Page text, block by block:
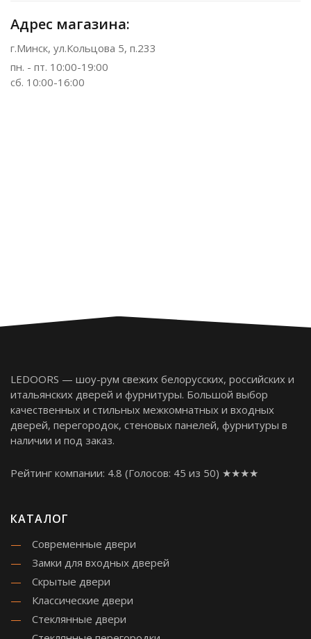
Адрес магазина:
г.Минск, ул.Кольцова 5, п.233
пн. - пт. 10:00-19:00
сб. 10:00-16:00
LEDOORS — шоу-рум свежих белорусских, российских и
итальянских дверей и фурнитуры. Большой выбор
качественных и стильных межкомнатных и входных
дверей, перегородок, стеновых панелей, фурнитуры в
наличии и под заказ.
Рейтинг компании: 4.8 (Голосов: 45 из 50) ★★★★
КАТАЛОГ
Современные двери
Замки для входных дверей
Скрытые двери
Классические двери
Стеклянные двери